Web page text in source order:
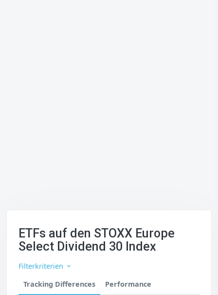
ETFs auf den STOXX Europe
Select Dividend 30 Index
Filterkriterien
Tracking Differences
Performance